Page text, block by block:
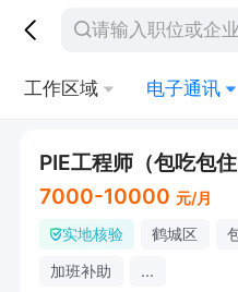
工作区域 电子通讯
PIE工程师（包吃包住
7000-10000 元/月
实地核验 鹤城区
加班补助
...